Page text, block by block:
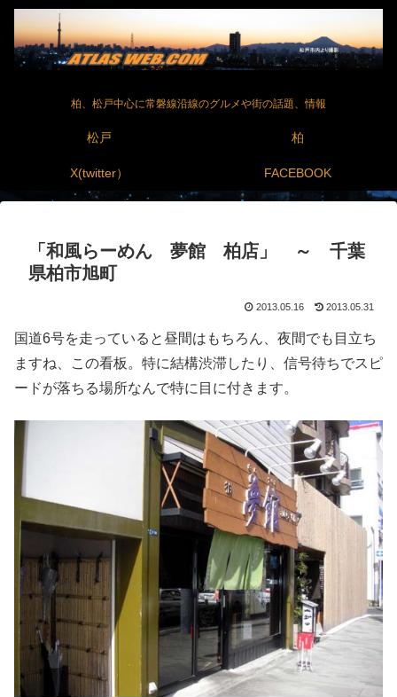
柏、松戸中心に常磐線沿線のグルメや街の話題、情報
松戸 柏
X(twitter） FACEBOOK
「和風らーめん 夢館 柏店」 ～ 千葉
県柏市旭町
2013.05.16 2013.05.31
国道6号を走っていると昼間はもちろん、夜間でも目立ち
ますね、この看板。特に結構渋滞したり、信号待ちでスピ
ードが落ちる場所なんで特に目に付きます。